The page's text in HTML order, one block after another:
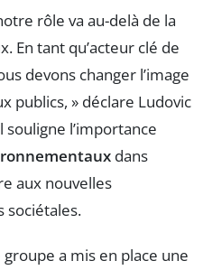
rôle va au-delà de la
En tant qu’acteur clé de
devons changer l’image
publics, » déclare Ludovic
l’importance
dans
aux nouvelles
sociétales.
a mis en place une